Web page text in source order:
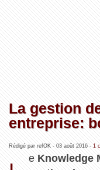
La gestion
entreprise:
Rédigé par refOK - 03 août 2016- 1
e Knowledge